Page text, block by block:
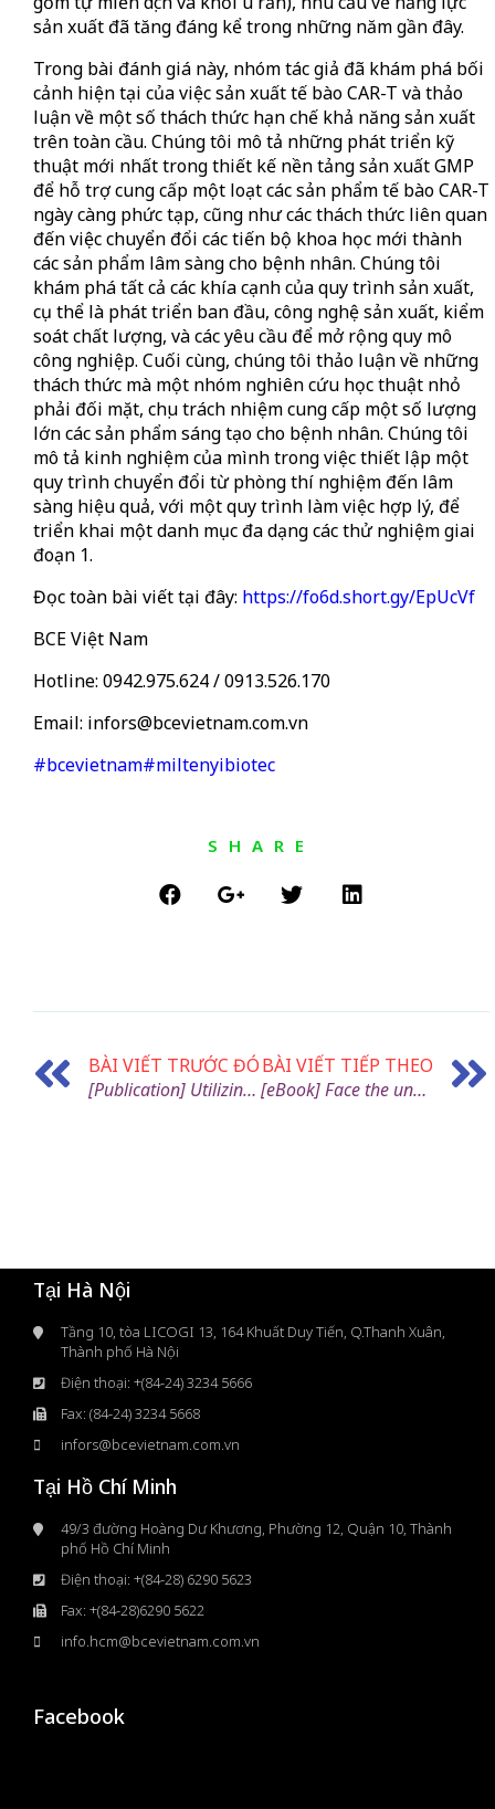
sản xuất đã tăng đáng kể trong những năm gần đây.
Trong bài đánh giá này, nhóm tác giả đã khám phá bối
cảnh hiện tại của việc sản xuất tế bào CAR-T và thảo
luận về một số thách thức hạn chế khả năng sản xuất
trên toàn cầu. Chúng tôi mô tả những phát triển kỹ
thuật mới nhất trong thiết kế nền tảng sản xuất GMP
để hỗ trợ cung cấp một loạt các sản phẩm tế bào CAR-T
ngày càng phức tạp, cũng như các thách thức liên quan
đến việc chuyển đổi các tiến bộ khoa học mới thành
các sản phẩm lâm sàng cho bệnh nhân. Chúng tôi
khám phá tất cả các khía cạnh của quy trình sản xuất,
cụ thể là phát triển ban đầu, công nghệ sản xuất, kiểm
soát chất lượng, và các yêu cầu để mở rộng quy mô
công nghiệp. Cuối cùng, chúng tôi thảo luận về những
thách thức mà một nhóm nghiên cứu học thuật nhỏ
phải đối mặt, chịu trách nhiệm cung cấp một số lượng
lớn các sản phẩm sáng tạo cho bệnh nhân. Chúng tôi
mô tả kinh nghiệm của mình trong việc thiết lập một
quy trình chuyển đổi từ phòng thí nghiệm đến lâm
sàng hiệu quả, với một quy trình làm việc hợp lý, để
triển khai một danh mục đa dạng các thử nghiệm giai
đoạn 1.
Đọc toàn bài viết tại đây: https://fo6d.short.gy/EpUcVf
BCE Việt Nam
Hotline: 0942.975.624 / 0913.526.170
Email: infors@bcevietnam.com.vn
#bcevietnam#miltenyibiotec
SHARE
BÀI VIẾT TRƯỚC ĐÓ
[Publication] Utilizing Nanopore direct RNA sequencing of blood from patients with sepsis for discovery of co- and post-transcriptional disease biomarkers
BÀI VIẾT TIẾP THEO
[eBook] Face the unknown: Efficiently select and optimize antibody candidates using surface plasmon resonance
Tại Hà Nội
Tầng 10, tòa LICOGI 13, 164 Khuất Duy Tiến, Q.Thanh Xuân,
Thành phố Hà Nội
Điện thoại: +(84-24) 3234 5666
Fax: (84-24) 3234 5668
infors@bcevietnam.com.vn
Tại Hồ Chí Minh
49/3 đường Hoàng Dư Khương, Phường 12, Quận 10, Thành
phố Hồ Chí Minh
Điện thoại: +(84-28) 6290 5623
Fax: +(84-28)6290 5622
info.hcm@bcevietnam.com.vn
Facebook